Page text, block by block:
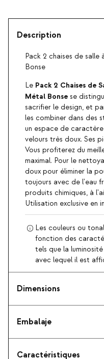
Description
Pack 2 chaises de
Bonse
Le Pack 2 Chaises de
Métal Bonse se
sacrifier le design, et
les combiner dans des
un espace de
velours très doux. Ses
Vous profiterez du
maximal. Pour le
doux pour éliminer la
toujours avec de l'eau
produits chimiques, à
Utilisation exclusive en
Les couleurs ou
fonction des
tels que la
avec lequel il est
Dimensions
Embalaje
Caractéristiques